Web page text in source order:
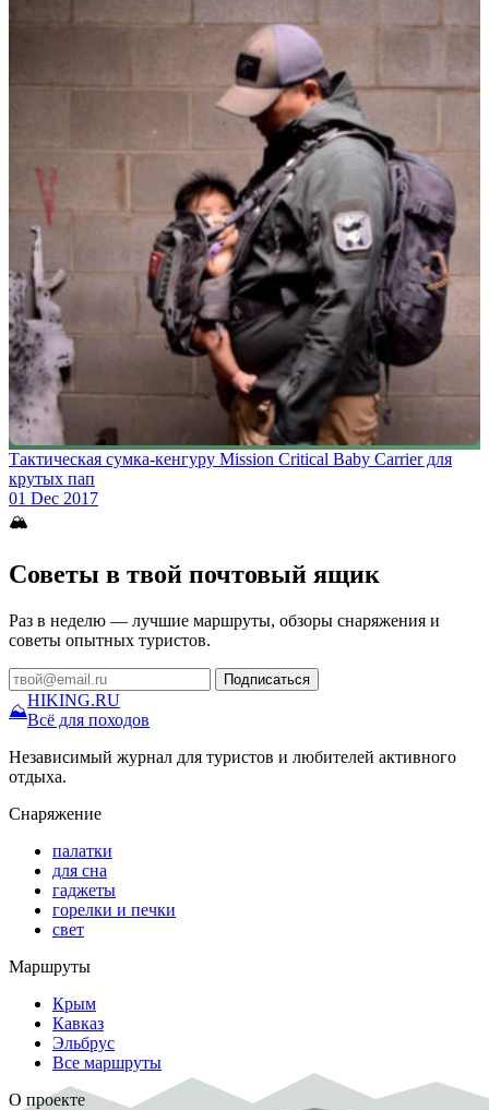
Тактическая сумка-кенгуру Mission Critical Baby Carrier для
крутых пап
01 Dec 2017
🏔
Советы в твой почтовый ящик
Раз в неделю — лучшие маршруты, обзоры снаряжения и
советы опытных туристов.
Подписаться
⛰
HIKING.RU
Всё для походов
Независимый журнал для туристов и любителей активного
отдыха.
Снаряжение
палатки
для сна
гаджеты
горелки и печки
свет
Маршруты
Крым
Кавказ
Эльбрус
Все маршруты
О проекте